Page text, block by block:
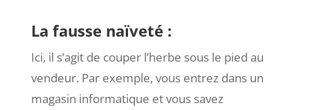
La fausse naïveté :
Ici, il s’agit de couper l’herbe sous le pied au
vendeur. Par exemple, vous entrez dans un
magasin informatique et vous savez